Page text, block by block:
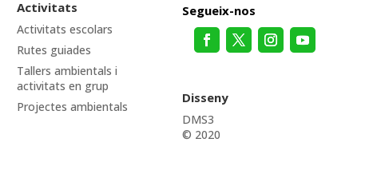
Activitats
Activitats escolars
Rutes guiades
Tallers ambientals i
activitats en grup
Projectes ambientals
Segueix-nos
Disseny
DMS3
© 2020